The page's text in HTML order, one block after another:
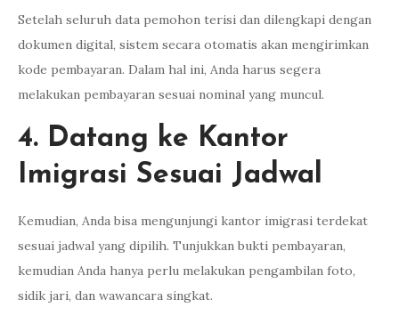
Setelah seluruh data pemohon terisi dan dilengkapi dengan
dokumen digital, sistem secara otomatis akan mengirimkan
kode pembayaran. Dalam hal ini, Anda harus segera
melakukan pembayaran sesuai nominal yang muncul.
4. Datang ke Kantor
Imigrasi Sesuai Jadwal
Kemudian, Anda bisa mengunjungi kantor imigrasi terdekat
sesuai jadwal yang dipilih. Tunjukkan bukti pembayaran,
kemudian Anda hanya perlu melakukan pengambilan foto,
sidik jari, dan wawancara singkat.